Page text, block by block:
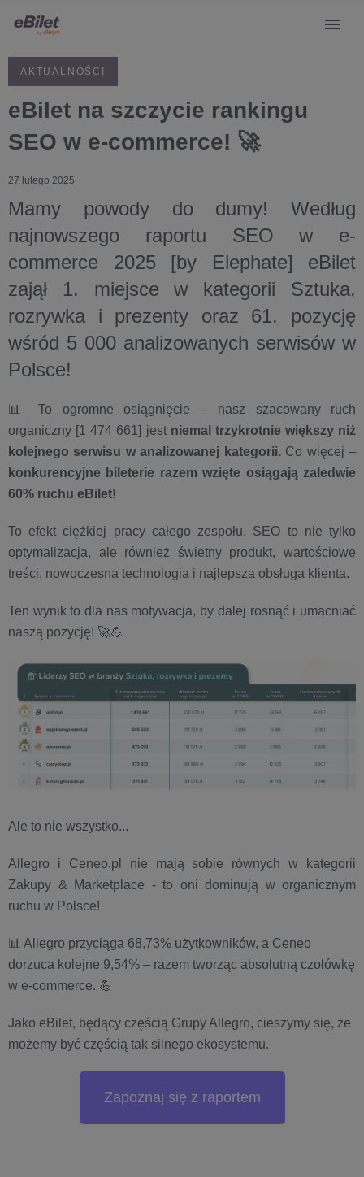
AKTUALNOŚCI
eBilet na szczycie rankingu
SEO w e-commerce! 🚀
27 lutego 2025
Mamy powody do dumy! Według
najnowszego raportu SEO w e-
commerce 2025 [by Elephate] eBilet
zajął 1. miejsce w kategorii Sztuka,
rozrywka i prezenty oraz 61. pozycję
wśród 5 000 analizowanych serwisów w
Polsce!
📊 To ogromne osiągnięcie – nasz szacowany ruch
organiczny [1 474 661] jest niemal trzykrotnie większy niż
kolejnego serwisu w analizowanej kategorii.Co więcej –
konkurencyjne bileterie razem wzięte osiągają zaledwie
60% ruchu eBilet!
To efekt ciężkiej pracy całego zespołu. SEO to nie tylko
optymalizacja, ale również świetny produkt, wartościowe
treści, nowoczesna technologia i najlepsza obsługa klienta.
Ten wynik to dla nas motywacja, by dalej rosnąć i umacniać
naszą pozycję! 🚀💪
Ale to nie wszystko...
Allegro i Ceneo.pl nie mają sobie równych w kategorii
Zakupy & Marketplace - to oni dominują w organicznym
ruchu w Polsce!
📊 Allegro przyciąga 68,73% użytkowników, a Ceneo
dorzuca kolejne 9,54% – razem tworząc absolutną czołówkę
w e-commerce. 💪
Jako eBilet, będący częścią Grupy Allegro, cieszymy się, że
możemy być częścią tak silnego ekosystemu.
Zapoznaj się z raportem